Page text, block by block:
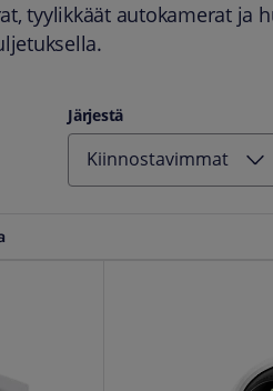
tyylikkäät autokamerat ja
Järjestä
Kiinnostavimmat